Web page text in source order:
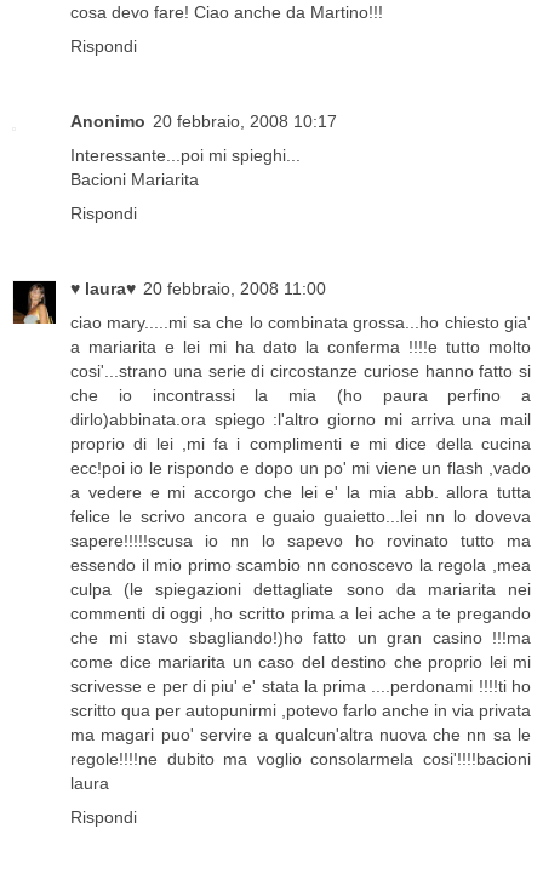
cosa devo fare! Ciao anche da Martino!!!
Rispondi
Anonimo 20 febbraio, 2008 10:17
Interessante...poi mi spieghi...
Bacioni Mariarita
Rispondi
♥ laura♥ 20 febbraio, 2008 11:00
ciao mary.....mi sa che lo combinata grossa...ho chiesto gia'
a mariarita e lei mi ha dato la conferma !!!!e tutto molto
cosi'...strano una serie di circostanze curiose hanno fatto si
che io incontrassi la mia (ho paura perfino a
dirlo)abbinata.ora spiego :l'altro giorno mi arriva una mail
proprio di lei ,mi fa i complimenti e mi dice della cucina
ecc!poi io le rispondo e dopo un po' mi viene un flash ,vado
a vedere e mi accorgo che lei e' la mia abb. allora tutta
felice le scrivo ancora e guaio guaietto...lei nn lo doveva
sapere!!!!!scusa io nn lo sapevo ho rovinato tutto ma
essendo il mio primo scambio nn conoscevo la regola ,mea
culpa (le spiegazioni dettagliate sono da mariarita nei
commenti di oggi ,ho scritto prima a lei ache a te pregando
che mi stavo sbagliando!)ho fatto un gran casino !!!ma
come dice mariarita un caso del destino che proprio lei mi
scrivesse e per di piu' e' stata la prima ....perdonami !!!!ti ho
scritto qua per autopunirmi ,potevo farlo anche in via privata
ma magari puo' servire a qualcun'altra nuova che nn sa le
regole!!!!ne dubito ma voglio consolarmela cosi'!!!!bacioni
laura
Rispondi